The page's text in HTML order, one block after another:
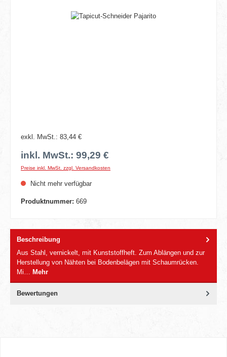
Bildergalerie überspringen
exkl. MwSt.: 83,44 €
inkl. MwSt.: 99,29 €
Preise inkl. MwSt. zzgl. Versandkosten
Nicht mehr verfügbar
Produktnummer: 669
Beschreibung
Aus Stahl, vernickelt, mit Kunststoffheft. Zum Ablängen und zur
Herstellung von Nähten bei Bodenbelägen mit Schaumrücken.
Mi…
Mehr
Bewertungen